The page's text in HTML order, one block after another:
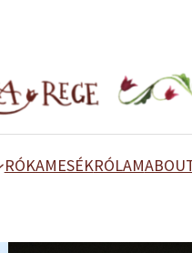
RÓKAMESÉKRÓLAM